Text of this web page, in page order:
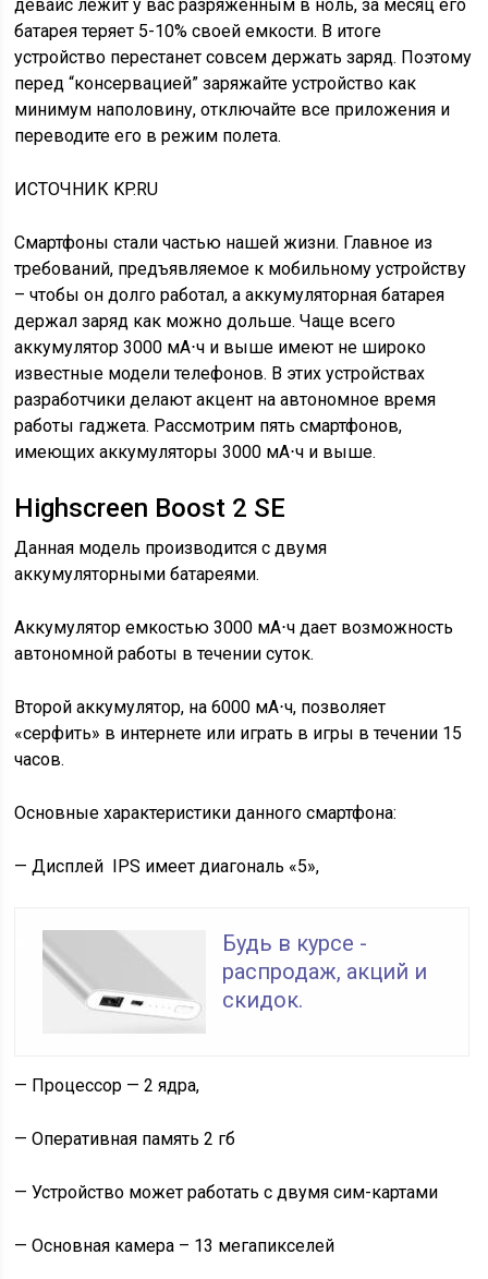
девайс лежит у вас разряженным в ноль, за месяц его
батарея теряет 5-10% своей емкости. В итоге
устройство перестанет совсем держать заряд. Поэтому
перед “консервацией” заряжайте устройство как
минимум наполовину, отключайте все приложения и
переводите его в режим полета.
ИСТОЧНИК KP.RU
Смартфоны стали частью нашей жизни. Главное из
требований, предъявляемое к мобильному устройству
– чтобы он долго работал, а аккумуляторная батарея
держал заряд как можно дольше. Чаще всего
аккумулятор 3000 мА⋅ч и выше имеют не широко
известные модели телефонов. В этих устройствах
разработчики делают акцент на автономное время
работы гаджета. Рассмотрим пять смартфонов,
имеющих аккумуляторы 3000 мА⋅ч и выше.
Highscreen Boost 2 SE
Данная модель производится с двумя
аккумуляторными батареями.
Аккумулятор емкостью 3000 мА⋅ч дает возможность
автономной работы в течении суток.
Второй аккумулятор, на 6000 мА⋅ч, позволяет
«серфить» в интернете или играть в игры в течении 15
часов.
Основные характеристики данного смартфона:
— Дисплей IPS имеет диагональ «5»,
Будь в курсе -
распродаж, акций и
скидок.
— Процессор — 2 ядра,
— Оперативная память 2 гб
— Устройство может работать с двумя сим-картами
— Основная камера – 13 мегапикселей